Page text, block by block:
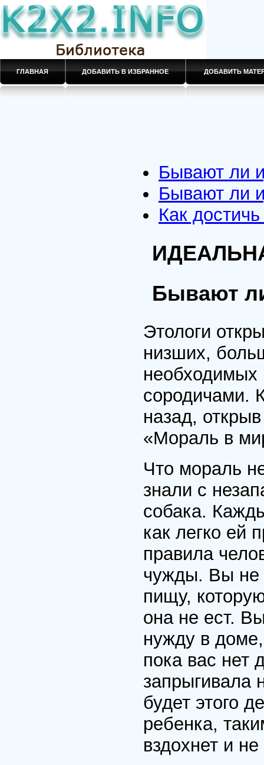
ГЛАВНАЯ ДОБАВИТЬ В ИЗБРАННОЕ ДОБАВИТЬ
Бывают ли
Бывают ли
Как
Бывают
Этологи
низших,
сородичами.
назад,
«Мораль в
Что мораль
знали с
собака.
как легко ей
правила
чужды. Вы не
пищу,
она не ест.
нужду в
пока вас нет
запрыгивала
будет этого
ребенка,
вздохнет и не